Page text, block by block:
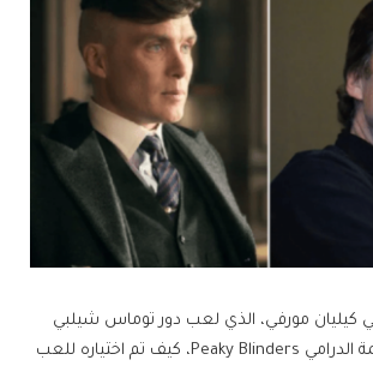
كيليان مورفي، الذي لعب دور توماس شيلبي
في مسلسل الجريمة الدرامي Peaky Blinders، كيف تم اختياره للعب